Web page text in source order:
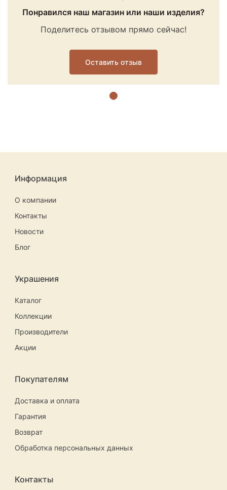
Понравился наш магазин или наши изделия?
Поделитесь отзывом прямо сейчас!
Оставить отзыв
Информация
О компании
Контакты
Новости
Блог
Украшения
Каталог
Коллекции
Производители
Акции
Покупателям
Доставка и оплата
Гарантия
Возврат
Обработка персональных данных
Контакты